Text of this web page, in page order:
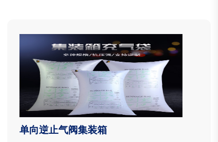
单向逆止气阀集装箱